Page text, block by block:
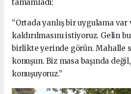
tamamladı:
“Ortada yanlış bir uygulama var
kaldırılmasını istiyoruz. Gelin
birlikte yerinde görün. Mahalle
konuşun. Biz masa başında
konuşuyoruz.”